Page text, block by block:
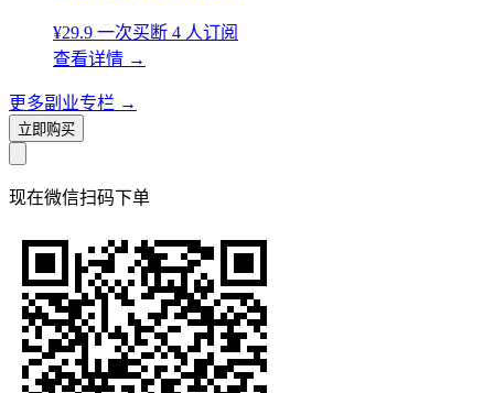
¥29.9 一次买断 4 人订阅
查看详情 →
更多副业专栏 →
立即购买
现在微信扫码下单